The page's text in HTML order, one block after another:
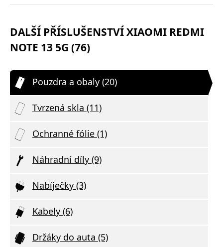
DALŠÍ PŘÍSLUŠENSTVÍ XIAOMI REDMI
NOTE 13 5G (76)
Pouzdra a obaly (20)
Tvrzená skla (11)
Ochranné fólie (1)
Náhradní díly (9)
Nabíječky (3)
Kabely (6)
Držáky do auta (5)